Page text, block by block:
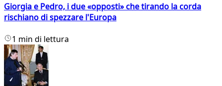
Giorgia e Pedro, i due «opposti» che tirando la corda
rischiano di spezzare l'Europa
1 min di lettura